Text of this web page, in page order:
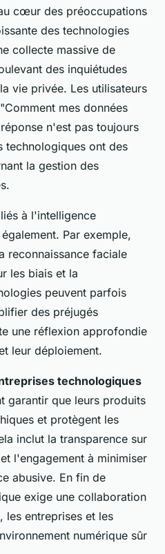
cœur des préoccupations
des technologies
collecte massive de
des inquiétudes
vie privée. Les utilisateurs
mes données
n'est pas toujours
technologiques ont des
la gestion des
liés à l'intelligence
Par exemple,
reconnaissance faciale
les biais et la
peuvent parfois
des préjugés
une réflexion approfondie
leur déploiement.
technologiques
garantir que leurs produits
et protègent les
inclut la transparence sur
l'engagement à minimiser
abusive. En fin de
exige une collaboration
les entreprises et les
numérique sûr